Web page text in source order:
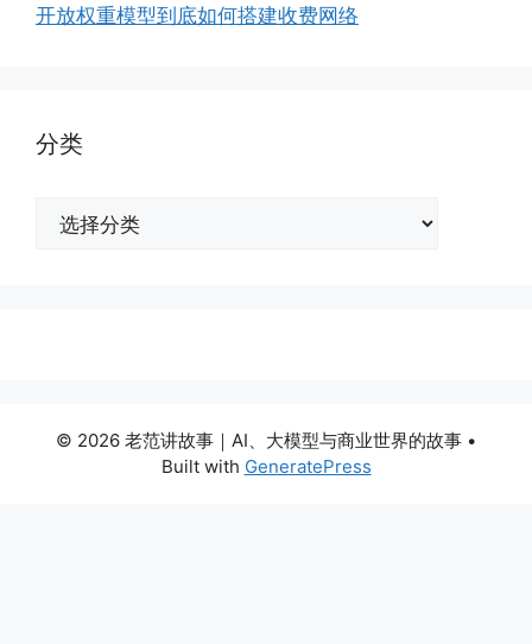
开放权重模型到底如何搭建收费网络
分类
© 2026 老范讲故事｜AI、大模型与商业世界的故事 •
Built with GeneratePress